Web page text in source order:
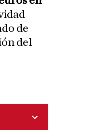
de
del